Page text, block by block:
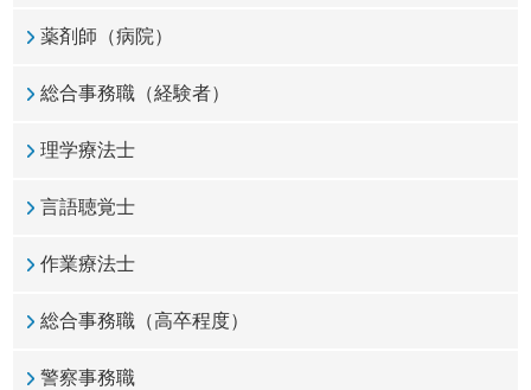
薬剤師（病院）
総合事務職（経験者）
理学療法士
言語聴覚士
作業療法士
総合事務職（高卒程度）
警察事務職